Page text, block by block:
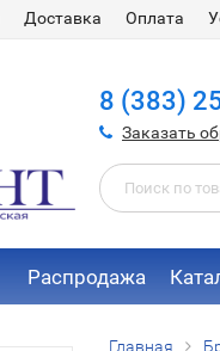
Доставка Оплата
8 (383)
Заказать
Распродажа
Главная